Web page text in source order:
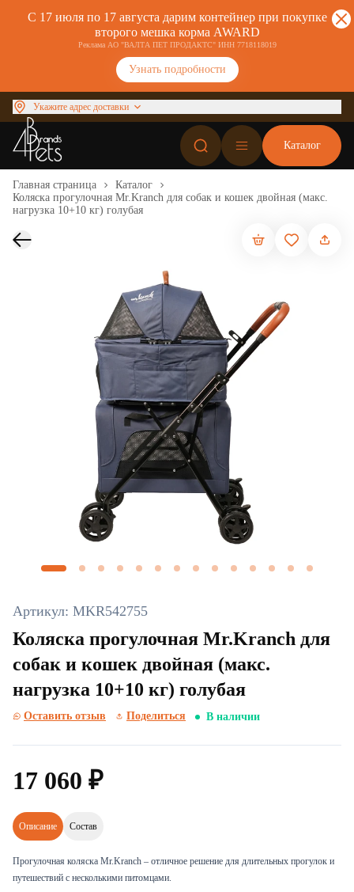
С 17 июля по 17 августа дарим контейнер при покупке
второго мешка корма AWARD
Реклама АО "ВАЛТА ПЕТ ПРОДАКТС" ИНН 7718118019
Узнать подробности
Укажите адрес доставки
Каталог
Главная страница
Каталог
Коляска прогулочная Mr.Kranch для собак и кошек двойная (макс.
нагрузка 10+10 кг) голубая
Артикул: MKR542755
Коляска прогулочная Mr.Kranch для
собак и кошек двойная (макс.
нагрузка 10+10 кг) голубая
Оставить отзыв Поделиться В наличии
17 060 ₽
Описание Состав
Прогулочная коляска Mr.Kranch – отличное решение для длительных прогулок и
путешествий с несколькими питомцами.